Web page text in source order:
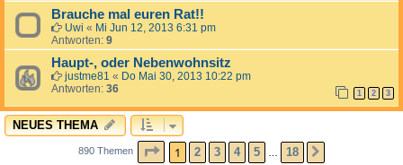
Brauche mal euren Rat!!
Uwi « Mi Jun 12, 2013 6:31 pm
Antworten: 9
Haupt-, oder Nebenwohnsitz
justme81 « Do Mai 30, 2013 10:22 pm
Antworten: 36 1 2 3
NEUES THEMA
890 Themen SEITE1 VON18
1 2 3 4 5 18